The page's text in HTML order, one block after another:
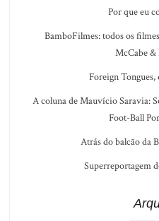
Por que eu
BamboFilmes: todos os
McCabe
Foreign Tongues,
A coluna de Mauvício Saravia:
Foot-Ball
Atrás do balcão da
Superreportagem